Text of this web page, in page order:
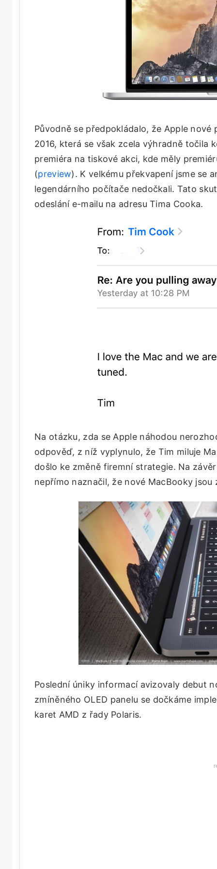
Původně se předpokládalo, že Apple
2016, která se však zcela výhradně točila
premiéra na tiskové akci, kde měly
(preview). K velkému překvapení jsme se
legendárního počítače nedočkali. Tato
odeslání e-mailu na adresu Tima Cooka.
Na otázku, zda se Apple náhodou
odpověď, z níž vyplynulo, že Tim miluje
došlo ke změně firemní strategie. Na
nepřímo naznačil, že nové MacBooky jsou
Poslední úniky informací avizovaly debut
zmíněného OLED panelu se dočkáme
karet AMD z řady Polaris.